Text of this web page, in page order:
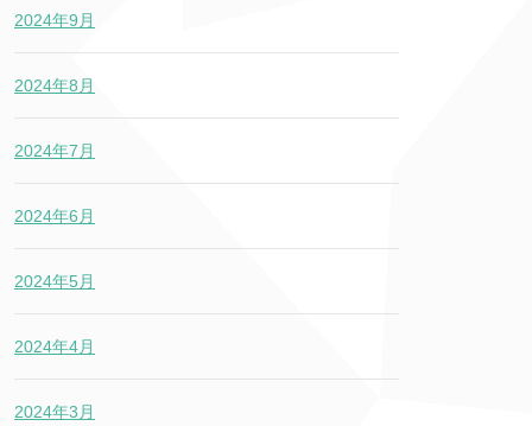
2024年9月
2024年8月
2024年7月
2024年6月
2024年5月
2024年4月
2024年3月